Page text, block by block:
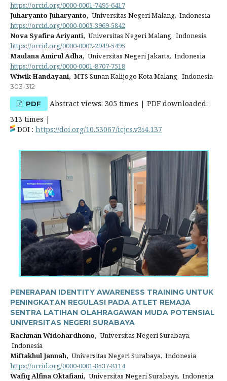
https://orcid.org/0000-0001-7495-6417
Juharyanto Juharyanto, Universitas Negeri Malang, Indonesia
https://orcid.org/0000-0003-3969-5842
Nova Syafira Ariyanti, Universitas Negeri Malang, Indonesia
https://orcid.org/0000-0002-2949-5495
Maulana Amirul Adha, Universitas Negeri Jakarta, Indonesia
https://orcid.org/0000-0001-8707-7518
Wiwik Handayani, MTS Sunan Kalijogo Kota Malang, Indonesia
303-312
PDF
Abstract views: 305 times | PDF downloaded:
313 times |
DOI : https://doi.org/10.53067/icjcs.v3i4.137
PENERAPAN IDENTITY AWARENESS TRAINING UNTUK
PENINGKATAN REGULASI PADA ATLET REMAJA
SENTRA LATIHAN OLAHRAGAWAN MUDA POTENSIAL
UNIVERSITAS NEGERI SURABAYA
Rachman Widohardhono, Universitas Negeri Surabaya,
Indonesia
Miftakhul Jannah, Universitas Negeri Surabaya, Indonesia
https://orcid.org/0000-0001-8537-8114
Wafiq Alfina Oktafiani, Universitas Negeri Surabaya, Indonesia